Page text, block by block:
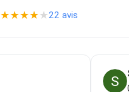
★★★★★22 avis